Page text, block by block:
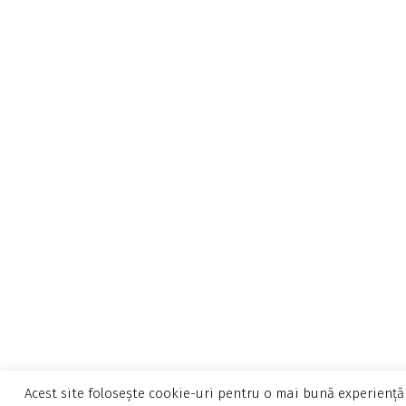
Acest site folosește cookie-uri pentru o mai bună